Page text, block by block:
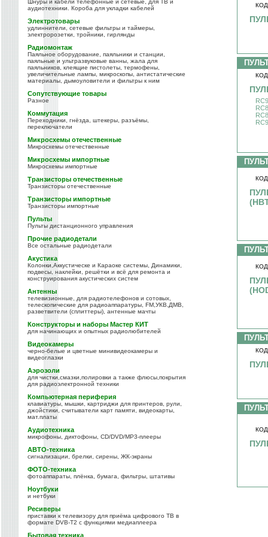
Шнуры и кабели телефонные и сетевые, для ТВ и
аудиотехники. Короба для укладки кабелей
Электротовары
удлиннители, сетевые фильтры и таймеры,
электророзетки, тройники, гирлянды
Радиомонтаж
Паяльное оборудование, паяльники и станции,
паяльные и ультразвуковые ванны, жала для
паяльников, клеящие пистолеты, термофены,
увеличительные лампы, микроскопы, антистатические
материалы, дымоуловители и фильтры к ним
Сопутствующие товары
Разное
Коммутация
Переходники, гнёзда, штекеры, разъёмы,
переключатели
Микросхемы отечественные
Микросхемы отечественные
Микросхемы импортные
Микросхемы импортные
Транзисторы отечественные
Транзисторы отечественные
Транзисторы импортные
Транзисторы импортные
Пульты
Пульты дистанционного управления
Прочие радиодетали
Все остальные радиодетали
Акустика
Колонки,Аккустическе и Караоке системы, Динамики,
подвесы, наклейки, решётки и всё для ремонта и
конструирования акустических систем
Антенны
телевизионные, для радиотелефонов и сотовых,
телескопические для радиоаппаратуры, FM,УКВ,ДМВ,
разветвители (сплиттеры), антенные мачты
Конструкторы и наборы Мастер КИТ
для начинающих и опытных радиолюбителей
Видеокамеры
черно-белые и цветные минивидеокамеры и
видеоглазки
Аэрозоли
для чистки,смазки,полировки а также флюсы,покрытия
для радиоэлектронной техники
Компьютерная периферия
клавиатуры, мышки, картриджи для принтеров, рули,
джойстики, считыватели карт памяти, видеокарты,
мат.платы
Аудиотехника
микрофоны, диктофоны, CD/DVD/MP3-плееры
АВТО-техника
сигнализации, брелки, сирены, ЖК-экраны
ФОТО-техника
фотоаппараты, плёнка, бумага, фильтры, штативы
Ноутбуки
и нетбуки
Ресиверы
приставки к телевизору для приёма цифрового ТВ в
формате DVB-T2 с функциями медиаплеера
Бытовая техника
КОД
КОД
КОД
КОД
КОД
КОД